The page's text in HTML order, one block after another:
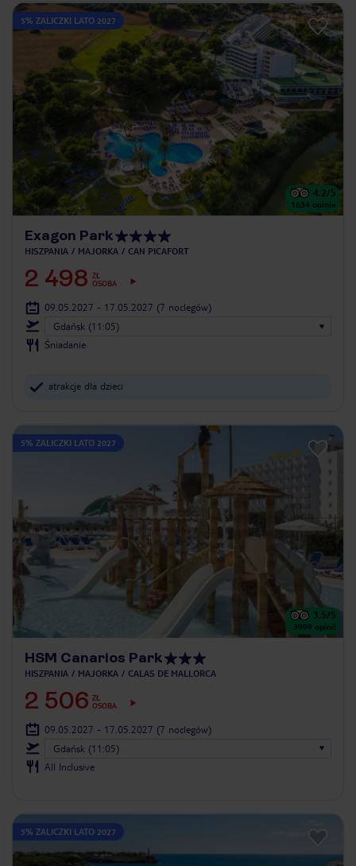
5% ZALICZKI LATO 2027
4.2/5
1634 opinie
Exagon Park
HISZPANIA MAJORKA CAN PICAFORT
2 498 ZŁ
OSOBA
09.05.2027 - 17.05.2027 (7 noclegów)
Gdańsk (11:05)
Śniadanie
atrakcje dla dzieci
5% ZALICZKI LATO 2027
3.5/5
3999 opinii
HSM Canarios Park
HISZPANIA MAJORKA CALAS DE MALLORCA
2 506 ZŁ
OSOBA
09.05.2027 - 17.05.2027 (7 noclegów)
Gdańsk (11:05)
All Inclusive
5% ZALICZKI LATO 2027